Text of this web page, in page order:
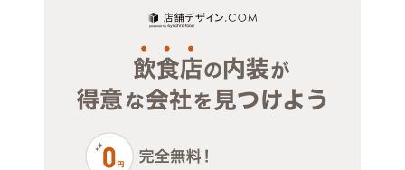
その他サービス・その他